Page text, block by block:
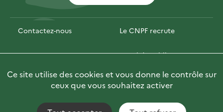
Contactez-nous Le CNPF recrute
Espace presse Marchés publics
PhotoFor Briefly in English
Ce site utilise des cookies et vous donne le contrôle sur
ceux que vous souhaitez activer